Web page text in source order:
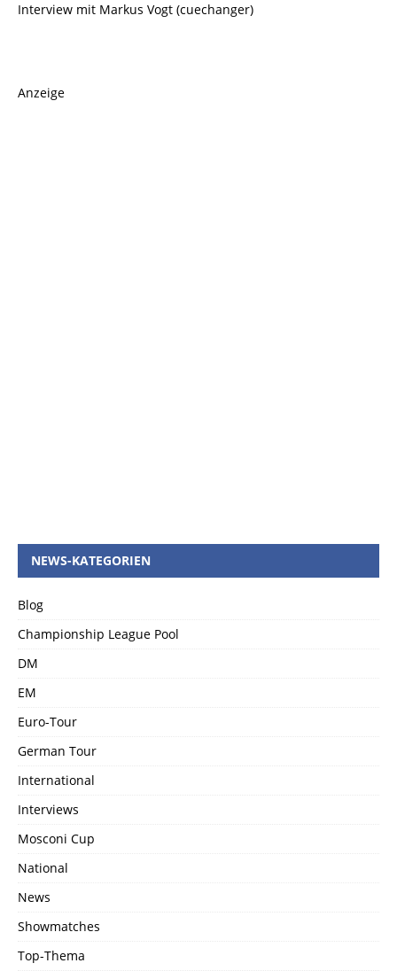
Interview mit Markus Vogt (cuechanger)
Anzeige
NEWS-KATEGORIEN
Blog
Championship League Pool
DM
EM
Euro-Tour
German Tour
International
Interviews
Mosconi Cup
National
News
Showmatches
Top-Thema